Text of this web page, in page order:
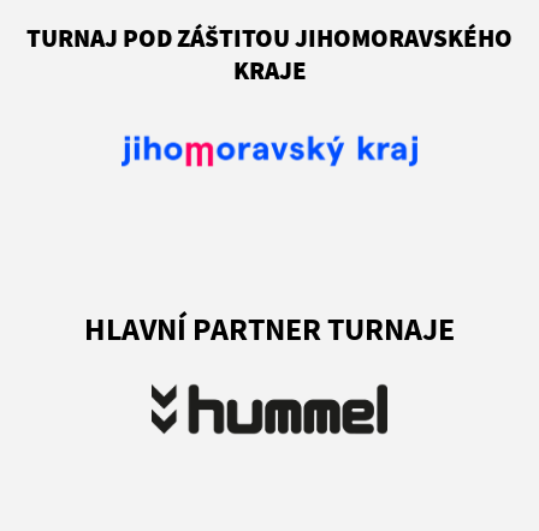
TURNAJ POD ZÁŠTITOU JIHOMORAVSKÉHO
KRAJE
HLAVNÍ PARTNER TURNAJE